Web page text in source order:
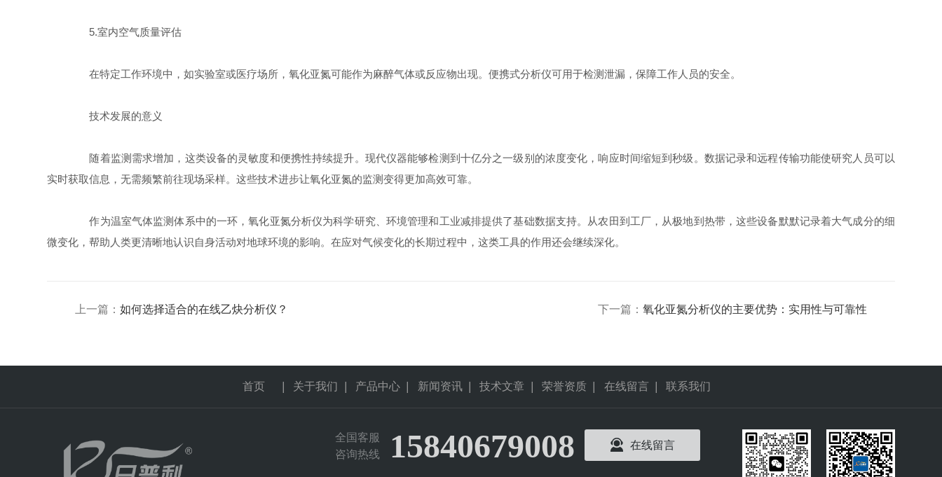
5.室内空气质量评估
在特定工作环境中，如实验室或医疗场所，氧化亚氮可能作为麻醉气体或反应物出现。便携式分析仪可用于检测泄漏，保障工作人员的安全。
技术发展的意义
随着监测需求增加，这类设备的灵敏度和便携性持续提升。现代仪器能够检测到十亿分之一级别的浓度变化，响应时间缩短到秒级。数据记录和远程传输功能使研究人员可以
实时获取信息，无需频繁前往现场采样。这些技术进步让氧化亚氮的监测变得更加高效可靠。
作为温室气体监测体系中的一环，氧化亚氮分析仪为科学研究、环境管理和工业减排提供了基础数据支持。从农田到工厂，从极地到热带，这些设备默默记录着大气成分的细
微变化，帮助人类更清晰地认识自身活动对地球环境的影响。在应对气候变化的长期过程中，这类工具的作用还会继续深化。
上一篇：如何选择适合的在线乙炔分析仪？ 下一篇： 氧化亚氮分析仪的主要优势：实用性与可靠性
首页 关于我们 产品中心 新闻资讯 技术文章 荣誉资质 在线留言 联系我们
全国客服
咨询热线
15840679008 在线留言